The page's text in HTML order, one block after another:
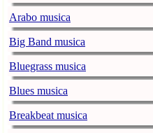
Arabo musica
Big Band musica
Bluegrass musica
Blues musica
Breakbeat musica